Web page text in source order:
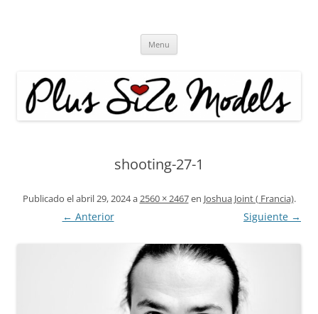
Plus Size Models
Menu
shooting-27-1
Publicado elabril 29, 2024a2560 × 2467en Joshua Joint ( Francia).
← Anterior Siguiente →